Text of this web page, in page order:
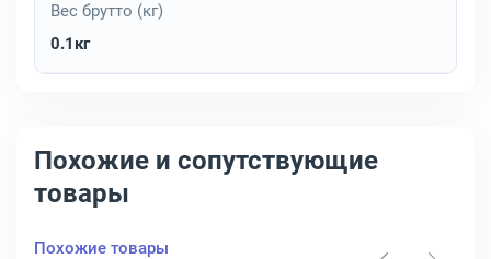
Вес брутто (кг)
0.1кг
Похожие и сопутствующие
товары
Похожие товары